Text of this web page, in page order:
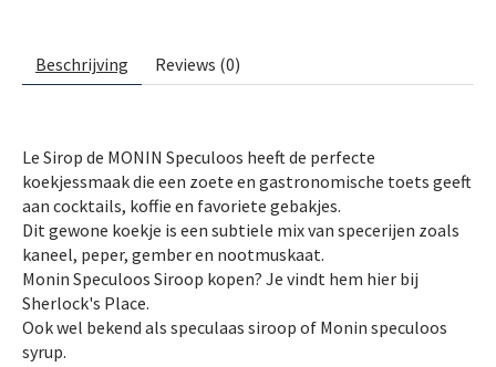
Beschrijving Reviews (0)
Le Sirop de MONIN Speculoos heeft de perfecte
koekjessmaak die een zoete en gastronomische toets geeft
aan cocktails, koffie en favoriete gebakjes.
Dit gewone koekje is een subtiele mix van specerijen zoals
kaneel, peper, gember en nootmuskaat.
Monin Speculoos Siroop kopen? Je vindt hem hier bij
Sherlock's Place.
Ook wel bekend als speculaas siroop of Monin speculoos
syrup.